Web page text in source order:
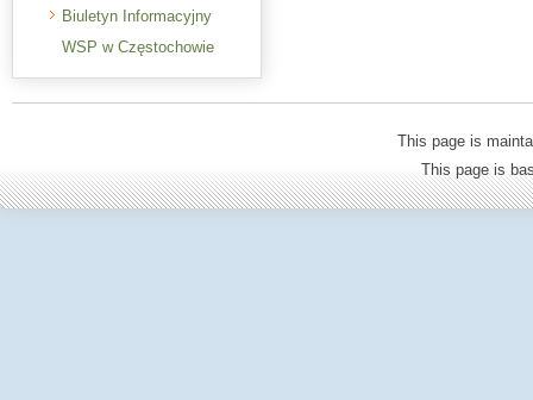
Biuletyn Informacyjny
WSP w Częstochowie
This page is
This page is